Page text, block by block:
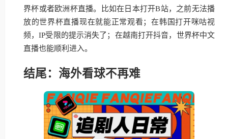
界杯或者欧洲杯直播。比如在日本打开B站，之前无法播
放的世界杯直播现在就能正常观看；在韩国打开咪咕视
频，IP受限的提示消失了；在越南打开抖音，世界杯中文
直播也能顺利进入。
结尾：海外看球不再难